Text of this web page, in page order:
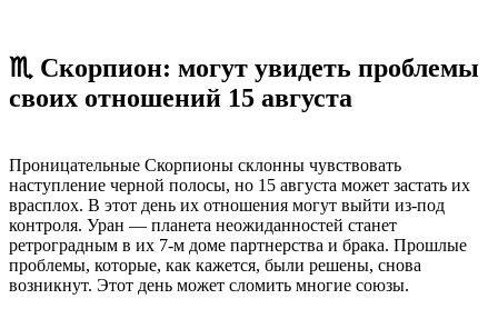
♏ Скорпион: могут увидеть проблемы
своих отношений 15 августа
Проницательные Скорпионы склонны чувствовать
наступление черной полосы, но 15 августа может застать их
врасплох. В этот день их отношения могут выйти из-под
контроля. Уран — планета неожиданностей станет
ретроградным в их 7-м доме партнерства и брака. Прошлые
проблемы, которые, как кажется, были решены, снова
возникнут. Этот день может сломить многие союзы.